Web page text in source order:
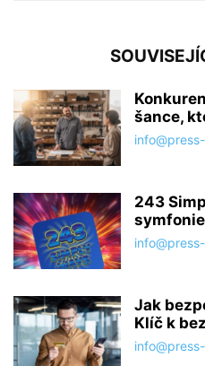
šance,
243
Jak
Klíč k